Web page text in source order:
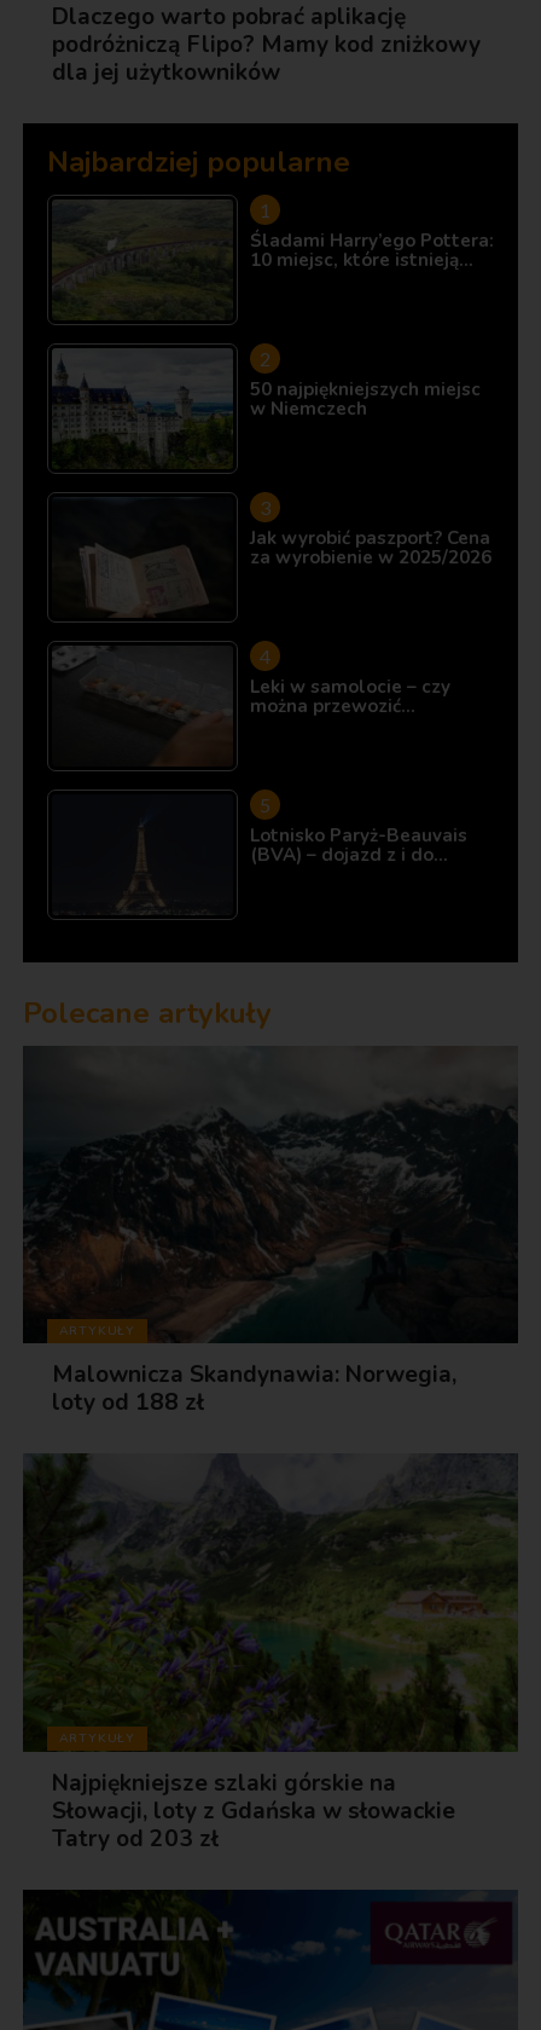
Dlaczego warto pobrać aplikację
podróżniczą Flipo? Mamy kod zniżkowy
dla jej użytkowników
Najbardziej popularne
Śladami Harry’ego Pottera:
10 miejsc, które istnieją…
50 najpiękniejszych miejsc
w Niemczech
Jak wyrobić paszport? Cena
za wyrobienie w 2025/2026
Leki w samolocie – czy
można przewozić…
Lotnisko Paryż-Beauvais
(BVA) – dojazd z i do…
Polecane artykuły
ARTYKUŁY
Malownicza Skandynawia: Norwegia,
loty od 188 zł
ARTYKUŁY
Najpiękniejsze szlaki górskie na
Słowacji, loty z Gdańska w słowackie
Tatry od 203 zł